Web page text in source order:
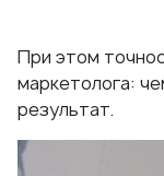
При этом
маркетолога:
результат.